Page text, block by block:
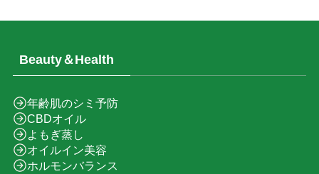
Beauty＆Health
年齢肌のシミ予防
CBDオイル
よもぎ蒸し
オイルイン美容
ホルモンバランス